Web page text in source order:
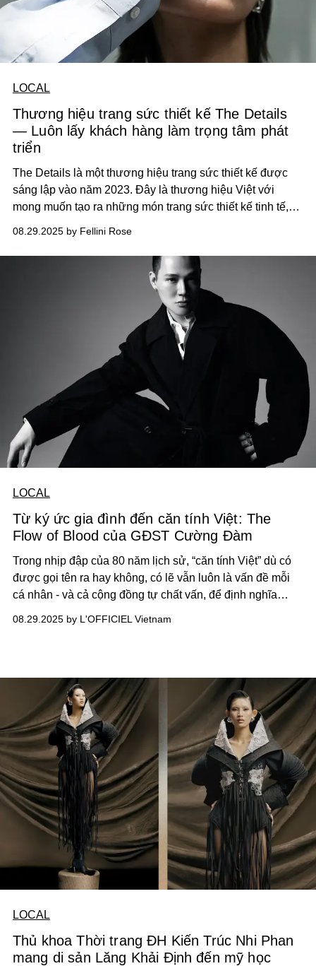
LOCAL
Thương hiệu trang sức thiết kế The Details
— Luôn lấy khách hàng làm trọng tâm phát
triển
The Details là một thương hiệu trang sức thiết kế được
sáng lập vào năm 2023. Đây là thương hiệu Việt với
mong muốn tạo ra những món trang sức thiết kế tinh tế,
sự tối giản, luôn tìm kiếm tinh thần, ý niệm sâu sắc thông
qua các mẫu thiết kế có hình khối, đường nét tinh gọn,
08.29.2025 by Fellini Rose
LOCAL
Từ ký ức gia đình đến căn tính Việt: The
Flow of Blood của GĐST Cường Đàm
Trong nhịp đập của 80 năm lịch sử, “căn tính Việt” dù có
được gọi tên ra hay không, có lẽ vẫn luôn là vấn đề mỗi
cá nhân - và cả cộng đồng tự chất vấn, để định nghĩa
ngôn ngữ thời trang siêu hình của mình, với chiến dịch
thuật thời trang có thể trở thành ngôn ngữ nào để khơi gợi
căn tính Việt của người Việt đương đại?
08.29.2025 by L'OFFICIEL Vietnam
LOCAL
Thủ khoa Thời trang ĐH Kiến Trúc Nhi Phan
mang di sản Lăng Khải Định đến mỹ học